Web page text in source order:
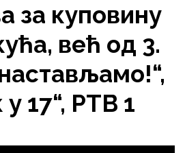
за куповину
већ од 3.
17“, РТВ 1